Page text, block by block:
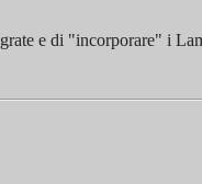
e di "incorporare" i